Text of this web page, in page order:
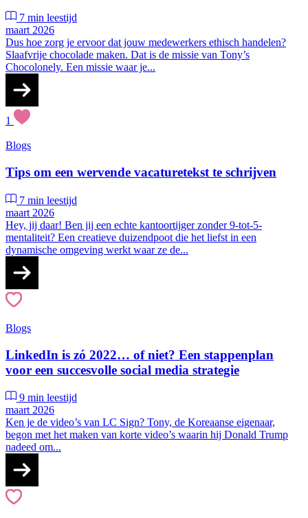
7 min leestijd
maart 2026
Dus hoe zorg je ervoor dat jouw medewerkers ethisch handelen?
Slaafvrije chocolade maken. Dat is de missie van Tony’s
Chocolonely. Een missie waar je...
1
Blogs
Tips om een wervende vacaturetekst te schrijven
7 min leestijd
maart 2026
Hey, jij daar! Ben jij een echte kantoortijger zonder 9-tot-5-
mentaliteit? Een creatieve duizendpoot die het liefst in een
dynamische omgeving werkt waar ze de...
Blogs
LinkedIn is zó 2022… of niet? Een stappenplan
voor een succesvolle social media strategie
9 min leestijd
maart 2026
Ken je de video’s van LC Sign? Tony, de Koreaanse eigenaar,
begon met het maken van korte video’s waarin hij Donald Trump
nadeed om...